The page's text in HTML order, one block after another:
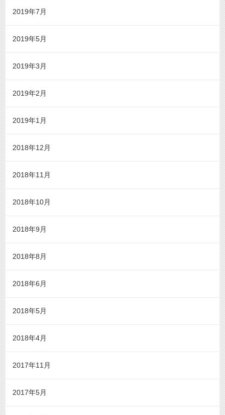
2019年7月
2019年5月
2019年3月
2019年2月
2019年1月
2018年12月
2018年11月
2018年10月
2018年9月
2018年8月
2018年6月
2018年5月
2018年4月
2017年11月
2017年5月